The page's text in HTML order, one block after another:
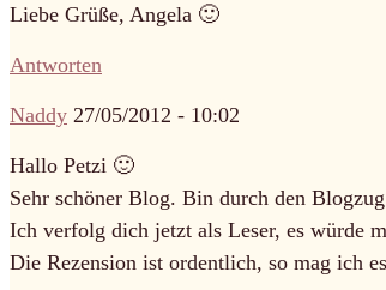
Liebe Grüße, Angela 🙂
Antworten
Naddy 27/05/2012 - 10:02
Hallo Petzi 🙂
Sehr schöner Blog. Bin durch den
Ich verfolg dich jetzt als Leser, es würde
Die Rezension ist ordentlich, so mag ich